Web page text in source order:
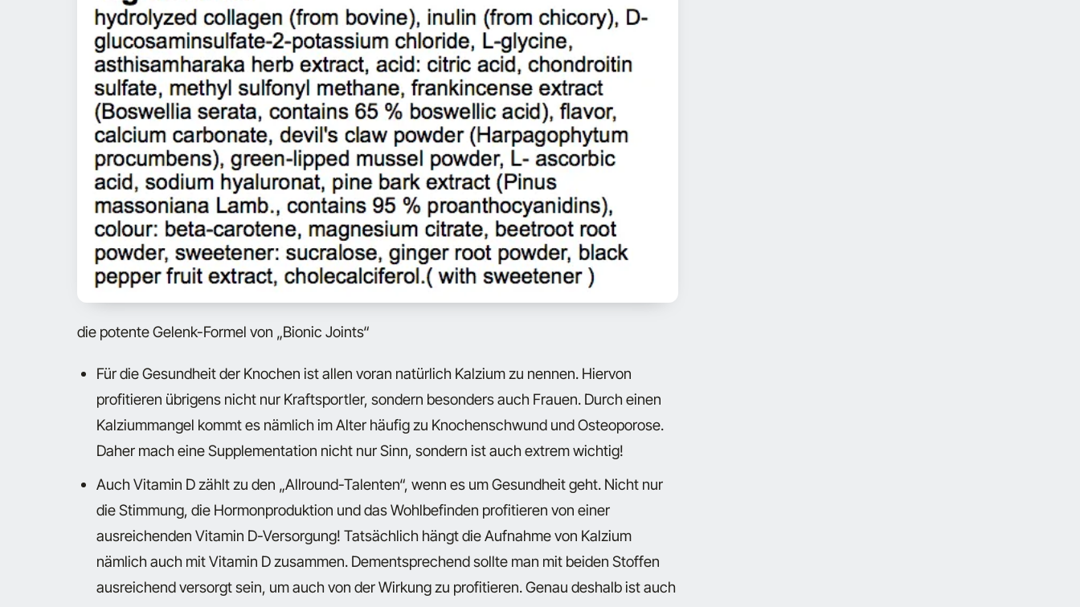
die potente Gelenk-Formel von „Bionic Joints“
Für die Gesundheit der Knochen ist allen voran natürlich Kalzium zu nennen. Hiervon
profitieren übrigens nicht nur Kraftsportler, sondern besonders auch Frauen. Durch einen
Kalziummangel kommt es nämlich im Alter häufig zu Knochenschwund und Osteoporose.
Daher mach eine Supplementation nicht nur Sinn, sondern ist auch extrem wichtig!
Auch Vitamin D zählt zu den „Allround-Talenten“, wenn es um Gesundheit geht. Nicht nur
die Stimmung, die Hormonproduktion und das Wohlbefinden profitieren von einer
ausreichenden Vitamin D-Versorgung! Tatsächlich hängt die Aufnahme von Kalzium
nämlich auch mit Vitamin D zusammen. Dementsprechend sollte man mit beiden Stoffen
ausreichend versorgt sein, um auch von der Wirkung zu profitieren. Genau deshalb ist auch